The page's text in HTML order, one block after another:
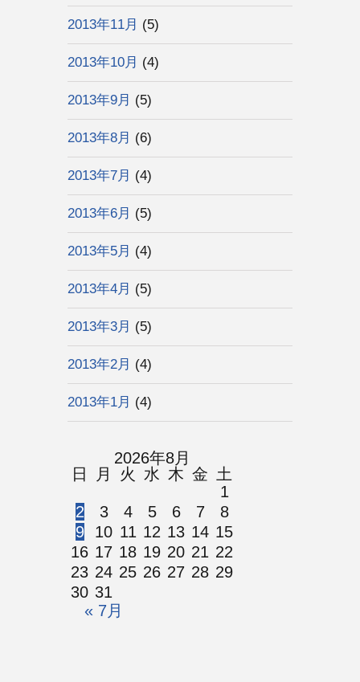
2013年11月 (5)
2013年10月 (4)
2013年9月 (5)
2013年8月 (6)
2013年7月 (4)
2013年6月 (5)
2013年5月 (4)
2013年4月 (5)
2013年3月 (5)
2013年2月 (4)
2013年1月 (4)
2026年8月
日
月 火 水 木 金 土
« 7月
1
2
3 4 5 6 7
8
9
10 11 12 13 14 15
16 17 18 19 20 21 22
23 24 25 26 27 28 29
30 31